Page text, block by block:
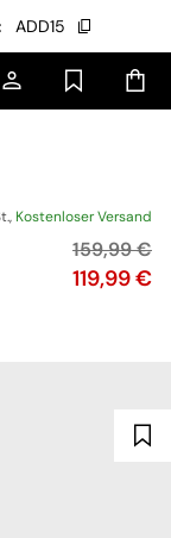
ADD15
Kostenloser Versand
Preis
119,99 €
159,99 €